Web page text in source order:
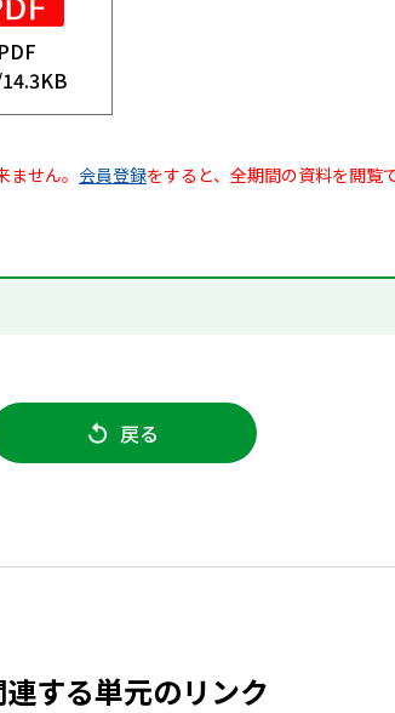
PDF
14.3KB
せん。 会員登録をすると、全期間の資料を閲覧
戻る
連する単元のリンク